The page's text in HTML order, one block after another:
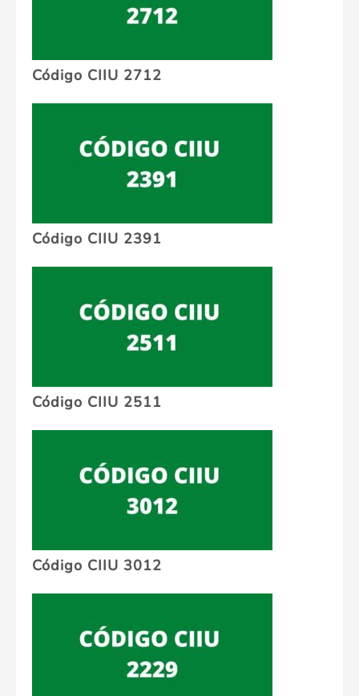
Código CIIU 2712
Código CIIU 2391
Código CIIU 2511
Código CIIU 3012